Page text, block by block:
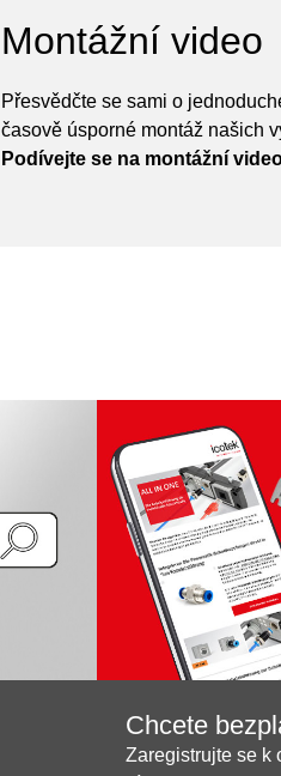
Montážní video
Přesvědčte se sami o
časově úsporné montáž našich
Podívejte se na montážní
Chcete
Zaregistrujte se k